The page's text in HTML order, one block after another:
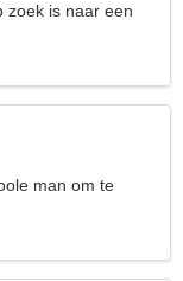
zoek is naar een
man om te